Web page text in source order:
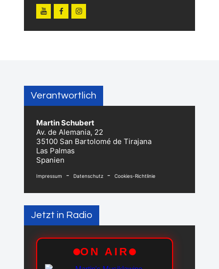
Verantwortlich
Martin Schubert
Av. de Alemania, 22
35100 San Bartolomé de Tirajana
Las Palmas
Spanien
Impressum - Datenschutz - Cookies-Richtlinie
Jetzt in Radio